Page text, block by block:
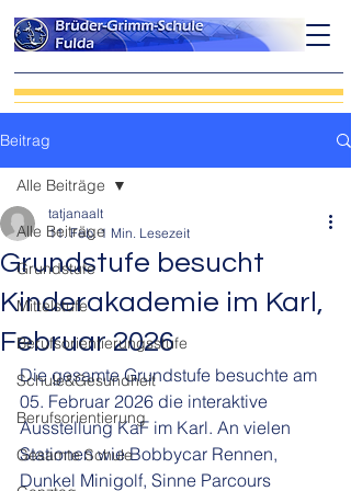
Beitrag
Alle Beiträge
Grundstufe
Mittelstufe
Berufsorientierungsstufe
Schule&Gesundheit
Berufsorientierung
Gesamte Schule
Alle Beiträge
Grundstufe besucht
Kinderakademie im Karl,
Februar 2026
tatjanaalt
11. Feb. 1 Min. Lesezeit
Die gesamte Grundstufe besuchte am
05. Februar 2026 die interaktive
Ausstellung KaF im Karl. An vielen
Stationen wie Bobbycar Rennen,
Dunkel Minigolf, Sinne Parcours